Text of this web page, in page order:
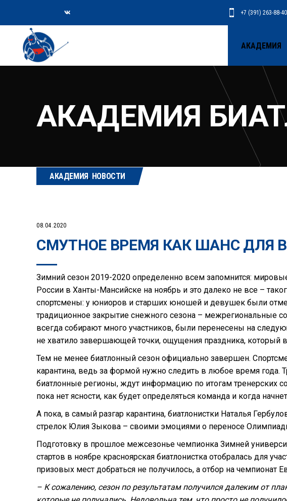
+7 (391) 263-88-40
АКАДЕМИЯ
АКАДЕМИЯ
АКАДЕМИЯ, НОВОСТИ
08.04.2020
СМУТНОЕ ВРЕМЯ КАК ШАНС ДЛЯ
Зимний сезон 2019-2020 определенно всем запомнится:
России в Ханты-Мансийске на ноябрь и это далеко не все –
спортсмены: у юниоров и старших юношей и девушек были
традиционное закрытие снежного сезона – межрегиональные
всегда собирают много участников, были перенесены на
не хватило завершающей точки, ощущения праздника, который
Тем не менее биатлонный сезон официально завершен.
карантина, ведь за формой нужно следить в любое время года.
биатлонные регионы, ждут информацию по итогам тренерских
пока нет ясности, как будет определяться команда и когда
А пока, в самый разгар карантина, биатлонистки Наталья
стрелок Юлия Зыкова – своими эмоциями о переносе
Подготовку в прошлое межсезонье чемпионка Зимней
стартов в ноябре красноярская биатлонистка отобралась для
призовых мест добраться не получилось, а отбор на
– К сожалению, сезон по результатам получился далеким от